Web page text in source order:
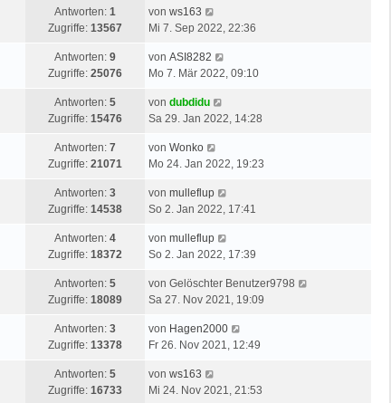
Antworten: 1
Zugriffe: 13567
von ws163
Mi 7. Sep 2022, 22:36
Antworten: 9
Zugriffe: 25076
von ASI8282
Mo 7. Mär 2022, 09:10
Antworten: 5
Zugriffe: 15476
von dubdidu
Sa 29. Jan 2022, 14:28
Antworten: 7
Zugriffe: 21071
von Wonko
Mo 24. Jan 2022, 19:23
Antworten: 3
Zugriffe: 14538
von mulleflup
So 2. Jan 2022, 17:41
Antworten: 4
Zugriffe: 18372
von mulleflup
So 2. Jan 2022, 17:39
Antworten: 5
Zugriffe: 18089
von Gelöschter Benutzer9798
Sa 27. Nov 2021, 19:09
Antworten: 3
Zugriffe: 13378
von Hagen2000
Fr 26. Nov 2021, 12:49
Antworten: 5
Zugriffe: 16733
von ws163
Mi 24. Nov 2021, 21:53